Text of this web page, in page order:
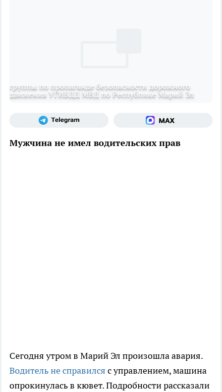
группы по пропаганде безопасности дорожного
движения УГИБДД МВД по Республике Марий Эл
Мужчина не имел водительских прав
Сегодня утром в Марий Эл произошла авария.
Водитель не справился с управлением, машина
опрокинулась в кювет. Подробности рассказали